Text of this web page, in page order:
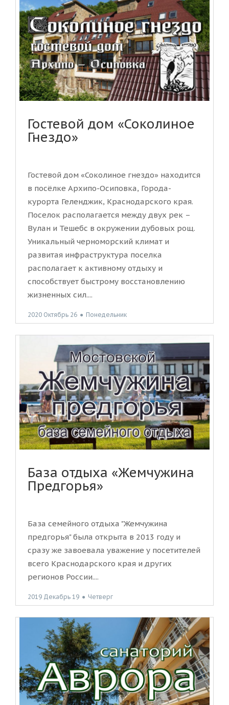
Гостевой дом «Соколиное
Гнездо»
Гостевой дом «Соколиное гнездо» находится
в посёлке Архипо-Осиповка, Города-
курорта Геленджик, Краснодарского края.
Поселок располагается между двух рек –
Вулан и Тешебс в окружении дубовых рощ.
Уникальный черноморский климат и
развитая инфраструктура поселка
располагает к активному отдыху и
способствует быстрому восстановлению
жизненных сил....
2020 Октябрь 26 ● Понедельник
База отдыха «Жемчужина
Предгорья»
База семейного отдыха "Жемчужина
предгорья" была открыта в 2013 году и
сразу же завоевала уважение у посетителей
всего Краснодарского края и других
регионов России....
2019 Декабрь 19 ● Четверг